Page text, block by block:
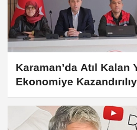
Karaman’da Atıl Kalan
Ekonomiye